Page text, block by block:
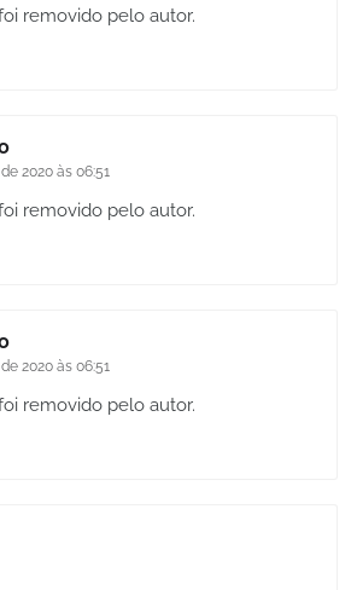
removido pelo autor.
2020 às 06:51
removido pelo autor.
2020 às 06:51
removido pelo autor.